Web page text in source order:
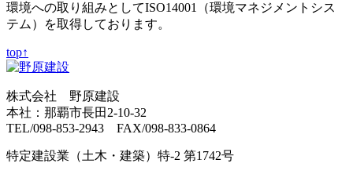
環境への取り組みとしてISO14001（環境マネジメントシス
テム）を取得しております。
top↑
株式会社 野原建設
本社：那覇市長田2-10-32
TEL/098-853-2943 FAX/098-833-0864
特定建設業（土木・建築）特-2 第1742号